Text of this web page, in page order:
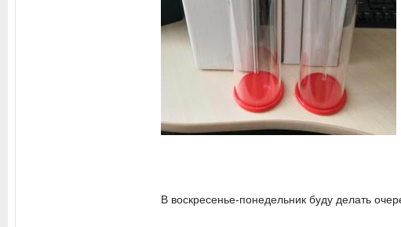
В воскресенье-понедельник буду делать